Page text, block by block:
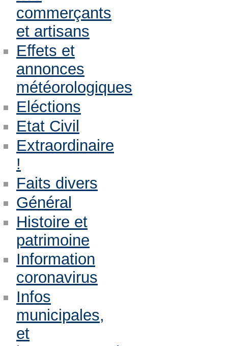
commerçants
et artisans
Effets et
annonces
météorologiques
Eléctions
Etat Civil
Extraordinaire
!
Faits divers
Général
Histoire et
patrimoine
Information
coronavirus
Infos
municipales,
et